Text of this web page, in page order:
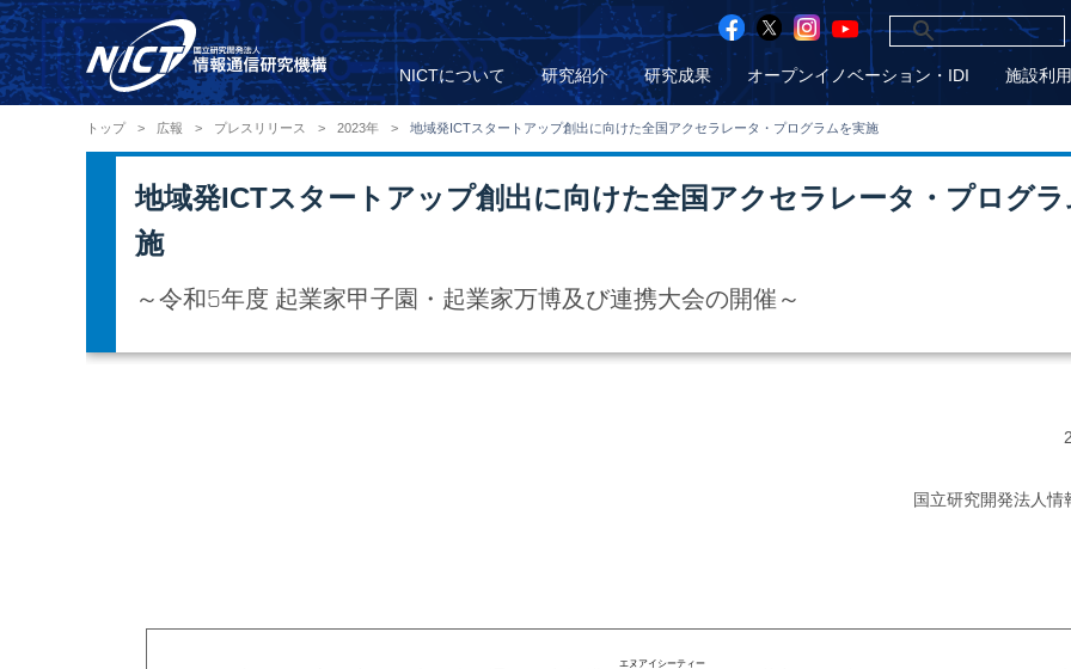
NICTについて 研究紹介 研究成果 オープンイノベーション・IDI 施設利用
トップ > 広報 > プレスリリース > 2023年 > 地域発ICTスタートアップ創出に向けた全国アクセラレータ・プログラムを実施
地域発ICTスタートアップ創出に向けた全国アクセラレータ・プログ
施
～令和5年度 起業家甲子園・起業家万博及び連携大会の開催～
国立研究開発法人情
エヌアイシーティー